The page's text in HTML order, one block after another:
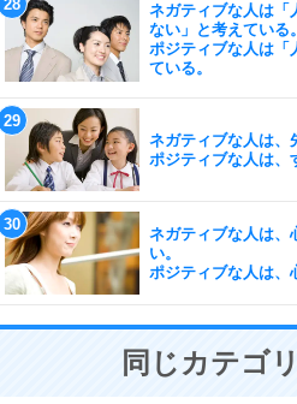
ネガティブな人は「
ない」と考えている。
ポジティブな人は「
ている。
ネガティブな人は、
ポジティブな人は、
ネガティブな人は、
い。
ポジティブな人は、
同じカテゴ